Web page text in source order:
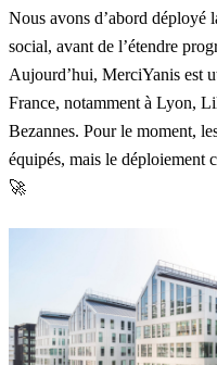
Nous avons d’abord déployé
social, avant de l’étendre
Aujourd’hui, MerciYanis est
France, notamment à Lyon,
Bezannes. Pour le moment,
équipés, mais le déploiement
🚀